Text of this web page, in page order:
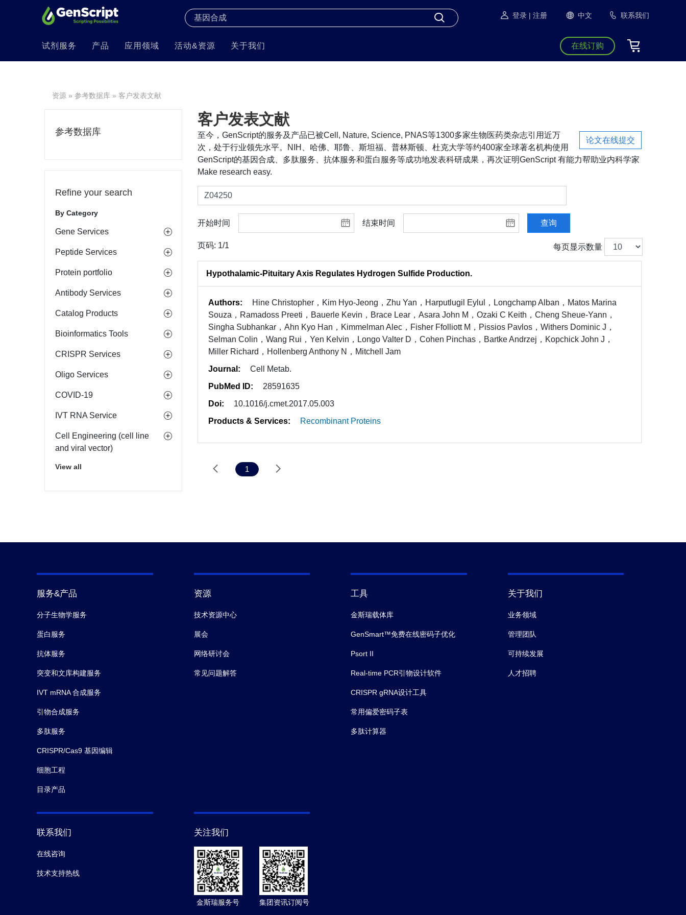
登录 | 注册 中文 联系我们
试剂服务 产品 应用领域 活动&资源 关于我们 在线订购
资源 » 参考数据库 » 客户发表文献
参考数据库
Refine your search
By Category
Gene Services
Peptide Services
Protein portfolio
Antibody Services
Catalog Products
Bioinformatics Tools
CRISPR Services
Oligo Services
COVID-19
IVT RNA Service
Cell Engineering (cell line
and viral vector)
View all
客户发表文献
论文在线提交
至今，GenScript的服务及产品已被Cell, Nature, Science, PNAS等1300多家生物医药类杂志引用近万
次，处于行业领先水平。NIH、哈佛、耶鲁、斯坦福、普林斯顿、杜克大学等约400家全球著名机构使用
GenScript的基因合成、多肽服务、抗体服务和蛋白服务等成功地发表科研成果，再次证明GenScript 有能力帮助业内科学家
Make research easy.
开始时间 结束时间 查询
页码: 1/1 每页显示数量
Hypothalamic-Pituitary Axis Regulates Hydrogen Sulfide Production.
Authors:
Hine Christopher，Kim Hyo-Jeong，Zhu Yan，Harputlugil Eylul，Longchamp Alban，Matos Marina
Souza，Ramadoss Preeti，Bauerle Kevin，Brace Lear，Asara John M，Ozaki C Keith，Cheng Sheue-Yann，
Singha Subhankar，Ahn Kyo Han，Kimmelman Alec，Fisher Ffolliott M，Pissios Pavlos，Withers Dominic J，
Selman Colin，Wang Rui，Yen Kelvin，Longo Valter D，Cohen Pinchas，Bartke Andrzej，Kopchick John J，
Miller Richard，Hollenberg Anthony N，Mitchell Jam
Journal:
Cell Metab.
PubMed ID:
28591635
Doi:
10.1016/j.cmet.2017.05.003
Products & Services:
Recombinant Proteins
1
服务&产品
分子生物学服务
蛋白服务
抗体服务
突变和文库构建服务
IVT mRNA 合成服务
引物合成服务
多肽服务
CRISPR/Cas9 基因编辑
细胞工程
目录产品
资源
技术资源中心
展会
网络研讨会
常见问题解答
工具
金斯瑞载体库
GenSmart™免费在线密码子优化
Psort II
Real-time PCR引物设计软件
CRISPR gRNA设计工具
常用偏爱密码子表
多肽计算器
关于我们
业务领域
管理团队
可持续发展
人才招聘
联系我们
在线咨询
技术支持热线
关注我们
金斯瑞服务号 集团资讯订阅号